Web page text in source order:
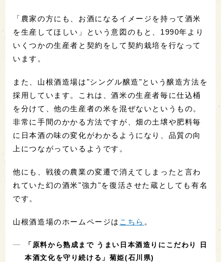
「農家の方にも、お酒になるイメージを持って酒米
を生産してほしい」という意図のもと、1990年より
いくつかの生産者と契約をして契約栽培を行なって
います。
また、山根酒造場は"シングル醸造"という醸造方法を
採用しています。これは、酒米の生産者毎に仕込桶
を分けて、他の生産者の米を混ぜないというもの。
非常に手間のかかる方法ですが、畑の土壌や肥料毎
に日本酒の味の変化がわかるようになり、品質の向
上につながっているようです。
他にも、戦後の農業の変遷で消えてしまったと言わ
れていた幻の酒米"強力"を復活させた蔵としても有名
です。
山根酒造場のホームページは こちら 。
「原料から熟成まで うまい日本酒造りにこだわり 日
本酒文化を守り続ける」菊姫(石川県)